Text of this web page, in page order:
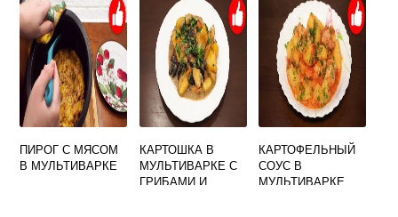
ПИРОГ С МЯСОМ
В МУЛЬТИВАРКЕ
КАРТОШКА В
МУЛЬТИВАРКЕ С
ГРИБАМИ И
КАРТОФЕЛЬНЫЙ
СОУС В
МУЛЬТИВАРКЕ